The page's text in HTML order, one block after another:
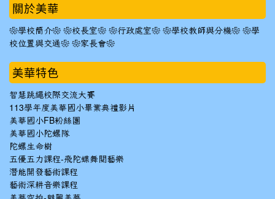
關於美華
❀學校簡介❀ ❀校長室❀ ❀行政處室❀ ❀學校教師與分機❀ ❀學
校位置與交通❀ ❀家長會❀
美華特色
智慧跳繩校際交流大賽
113學年度美華國小畢業典禮影片
美華國小FB粉絲團
美華國小陀螺隊
陀螺生命樹
五優五力課程-飛陀蝶舞閱藝樂
潛能開發藝術課程
藝術深耕音樂課程